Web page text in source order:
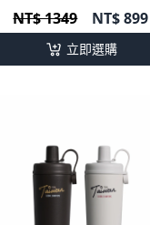
NT$ 1349 NT$899
立即選購